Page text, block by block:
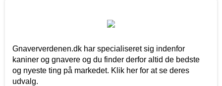
Gnaververdenen.dk har specialiseret sig indenfor
kaniner og gnavere og du finder derfor altid de bedste
og nyeste ting på markedet. Klik her for at se deres
udvalg.